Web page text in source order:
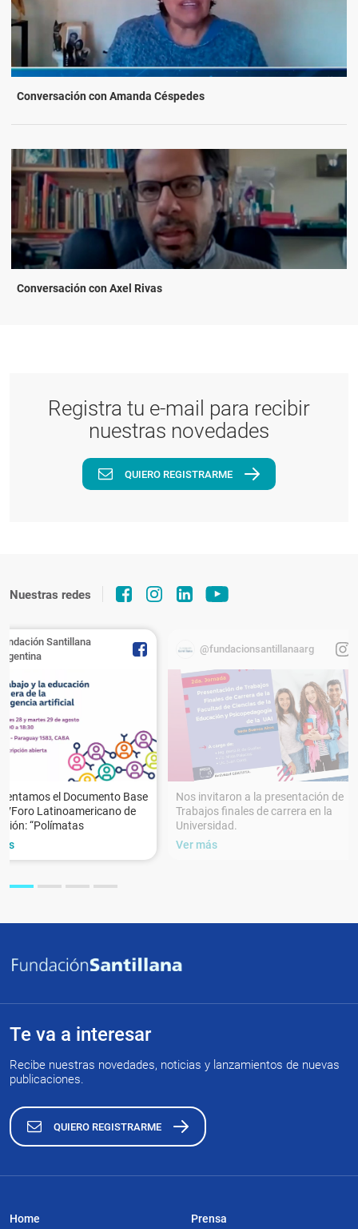
Conversación con Amanda Céspedes
Conversación con Axel Rivas
Registra tu e-mail para recibir
nuestras novedades
QUIERO REGISTRARME
Nuestras redes
Santillana
el Documento Base
Latinoamericano de
“Polímatas
@fundacionsantillanaarg
Nos invitaron a la presentación de
Trabajos finales de carrera en la
Universidad.
Ver más
Te va a interesar
Recibe nuestras novedades, noticias y lanzamientos de nuevas
publicaciones.
QUIERO REGISTRARME
Home Prensa